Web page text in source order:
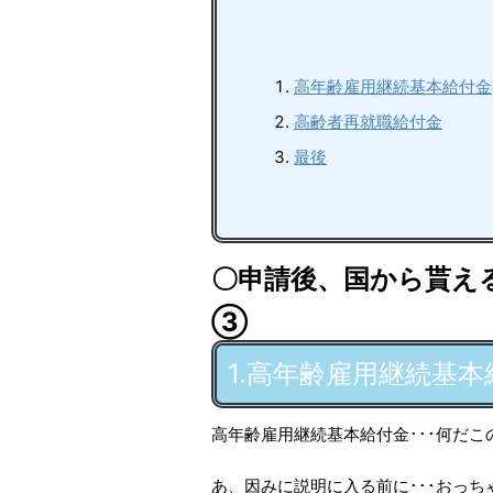
高年齢雇用継続基本給付金
高齢者再就職給付金
最後
〇申請後、国から貰
③
1.高年齢雇用継続基本
高年齢雇用継続基本給付金･･･何だ
あ、因みに説明に入る前に･･･おっ